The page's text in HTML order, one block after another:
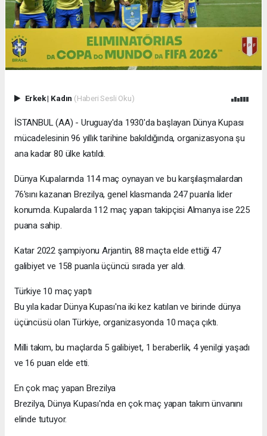
Erkek| Kadın (Haberi Sesli Oku)
İSTANBUL (AA) - Uruguay'da 1930'da başlayan Dünya Kupası
mücadelesinin 96 yıllık tarihine bakıldığında, organizasyona şu
ana kadar 80 ülke katıldı.
Dünya Kupalarında 114 maç oynayan ve bu karşılaşmalardan
76'sını kazanan Brezilya, genel klasmanda 247 puanla lider
konumda. Kupalarda 112 maç yapan takipçisi Almanya ise 225
puana sahip.
Katar 2022 şampiyonu Arjantin, 88 maçta elde ettiği 47
galibiyet ve 158 puanla üçüncü sırada yer aldı.
Türkiye 10 maç yaptı
Bu yıla kadar Dünya Kupası'na iki kez katılan ve birinde dünya
üçüncüsü olan Türkiye, organizasyonda 10 maça çıktı.
Milli takım, bu maçlarda 5 galibiyet, 1 beraberlik, 4 yenilgi yaşadı
ve 16 puan elde etti.
En çok maç yapan Brezilya
Brezilya, Dünya Kupası'nda en çok maç yapan takım ünvanını
elinde tutuyor.